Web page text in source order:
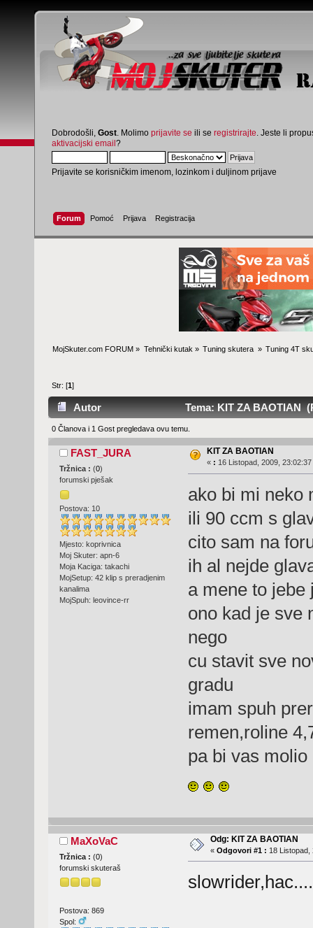
Dobrodošli, Gost . Molimo prijavite se ili se registrirajte . Jeste li
aktivacijski email?
Prijavite se korisničkim imenom, lozinkom i duljinom prijave
Forum Pomoć Prijava Registracija
MojSkuter.com FORUM » Tehnički kutak » Tuning skutera » Tuning 4T
Str: [1]
Autor Tema: KIT ZA BAOTIAN
0 Članova i 1 Gost pregledava ovu temu.
FAST_JURA
Tržnica : (0)
forumski pješak
Postova: 10
Mjesto: koprivnica
Moj Skuter: apn-6
Moja Kaciga: takachi
MojSetup: 42 klip s preradjenim
kanalima
MojSpuh: leovince-rr
KIT ZA BAOTIAN
« : 16 Listopad, 2009, 23:02:37
ako bi mi neko
ili 90 ccm s
cito sam na
ih al nejde
a mene to jebe
ono kad je sve
nego
cu stavit sve
gradu
imam spuh
remen,roline
pa bi vas
MaXoVaC
Tržnica : (0)
forumski skuteraš
Postova: 869
Spol:
Odg: KIT ZA BAOTIAN
« Odgovori #1 : 18 Listopad,